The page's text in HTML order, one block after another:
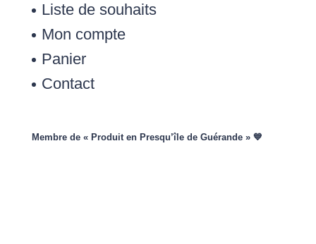
Liste de souhaits
Mon compte
Panier
Contact
Membre de « Produit en Presqu’île de Guérande » 💙